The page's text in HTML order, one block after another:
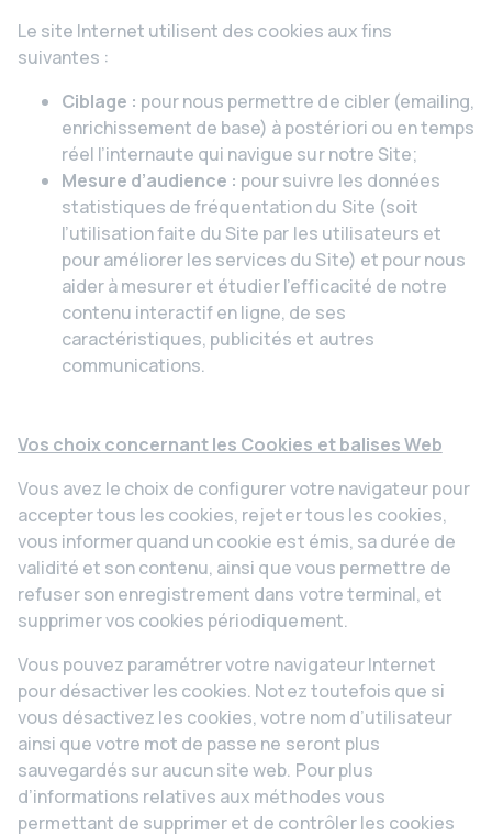
Le site Internet utilisent des cookies aux fins
suivantes :
Ciblage : pour nous permettre de cibler (emailing,
enrichissement de base) à postériori ou en temps
réel l’internaute qui navigue sur notre Site;
Mesure d’audience : pour suivre les données
statistiques de fréquentation du Site (soit
l’utilisation faite du Site par les utilisateurs et
pour améliorer les services du Site) et pour nous
aider à mesurer et étudier l’efficacité de notre
contenu interactif en ligne, de ses
caractéristiques, publicités et autres
communications.
Vos choix concernant les Cookies et balises Web
Vous avez le choix de configurer votre navigateur pour
accepter tous les cookies, rejeter tous les cookies,
vous informer quand un cookie est émis, sa durée de
validité et son contenu, ainsi que vous permettre de
refuser son enregistrement dans votre terminal, et
supprimer vos cookies périodiquement.
Vous pouvez paramétrer votre navigateur Internet
pour désactiver les cookies. Notez toutefois que si
vous désactivez les cookies, votre nom d’utilisateur
ainsi que votre mot de passe ne seront plus
sauvegardés sur aucun site web. Pour plus
d’informations relatives aux méthodes vous
permettant de supprimer et de contrôler les cookies